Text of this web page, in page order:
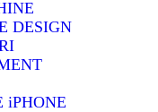
DESIGN
iPHONE